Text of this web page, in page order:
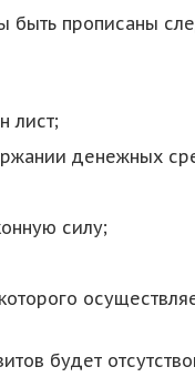
быть прописаны
лист;
денежных
силу;
будет